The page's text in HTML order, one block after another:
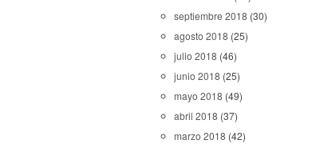
septiembre 2018 (30)
agosto 2018 (25)
julio 2018 (46)
junio 2018 (25)
mayo 2018 (49)
abril 2018 (37)
marzo 2018 (42)